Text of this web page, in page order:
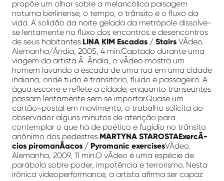
propõe um olhar sobre a melancólica paisagem
noturna berlinense, o tempo, o trânsito e o fluxo da
vida. A solidão da noite gelada da metrópole dissolve-
se lentamente no fluxo dos encontros e desencontros
de seus habitantes.LINA KIM Escadas / Stairs VÃ­deo.
Alemanha/Ãndia, 2005, 4 min.Captado durante uma
viagem da artista Ã Ãndia, o vÃ­deo mostra um
homem lavando a escada de uma rua em uma cidade
indiana, onde tudo é transitório, fluido e passageiro. A
água escorre e reflete a cidade, enquanto transeuntes
passam lentamente sem se importar.Quase um
cartão-postal em movimento, o trabalho solicita ao
observador alguns minutos de atenção para
contemplar o que há de poético e fugidio no trânsito
anônimo dos pedestres.MARTYNA STAROSTAExercÃ­
cios piromanÃ­acos / Pyromanic exercisesVÃ­deo.
Alemanha, 2009, 11 min.O vÃ­deo é uma espécie de
parábola sobre poder, impotência e terrorismo. Nesta
irônica videoperformance, a artista afirma ser capaz